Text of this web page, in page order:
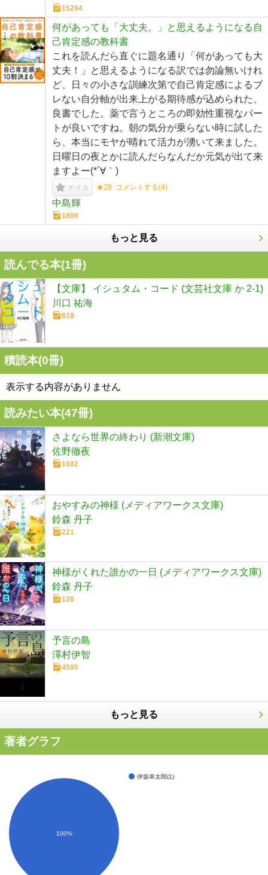
15294
何があっても「大丈夫。」と思えるようになる自
己肯定感の教科書
これを読んだら直ぐに題名通り「何があっても大
丈夫！」と思えるようになる訳では勿論無いけれ
ど、日々の小さな訓練次第で自己肯定感によるブ
レない自分軸が出来上がる期待感が込められた、
良書でした。薬で言うところの即効性重視なパー
トが良いですね。朝の気分が乗らない時に試した
ら、本当にモヤが晴れて活力が湧いて来ました。
日曜日の夜とかに読んだらなんだか元気が出て来
ますよー(*´∀｀)
ナイス ★28 コメントする(4)
中島輝
1809
もっと見る
読んでる本(1冊)
【文庫】 イシュタム・コード (文芸社文庫 か 2-1)
川口 祐海
618
積読本(0冊)
表示する内容がありません
読みたい本(47冊)
さよなら世界の終わり (新潮文庫)
佐野徹夜
1082
おやすみの神様 (メディアワークス文庫)
鈴森 丹子
221
神様がくれた誰かの一日 (メディアワークス文庫)
鈴森 丹子
120
予言の島
澤村伊智
4595
もっと見る
著者グラフ
伊坂幸太郎(1)
100%